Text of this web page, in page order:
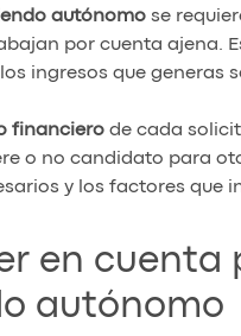
autónomose
por cuenta ajena.
ingresos que generas
financierode cada
o no candidato para
y los factores que
en cuenta
autónomo